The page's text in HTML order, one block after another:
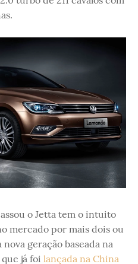
o Jetta tem o intuito
mercado por mais dois ou
geração baseada na
já foi lançada na China